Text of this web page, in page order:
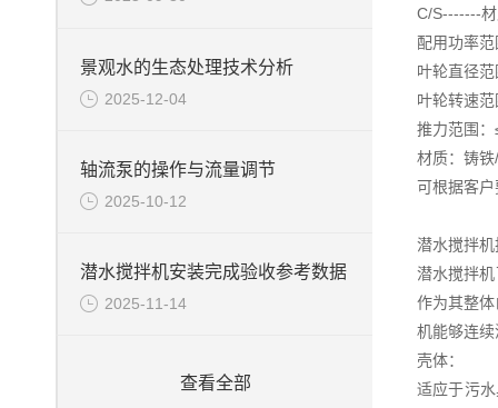
景观水的生态处理技术分析
2025-12-04
轴流泵的操作与流量调节
2025-10-12
潜水搅拌机安装完成验收参考数据
2025-11-14
查看全部
C/S-------
配用功率
叶轮直径
叶轮转速
推力范围
材质：铸
可根据客
潜水搅拌
潜水搅拌
作为其整
机能够连
壳体：
适应于污